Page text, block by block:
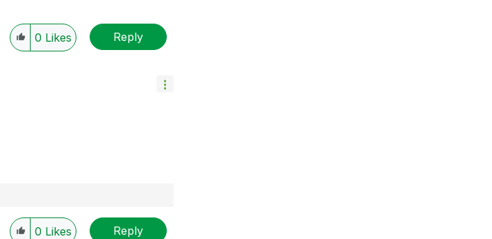
0 Likes Reply
0 Likes Reply